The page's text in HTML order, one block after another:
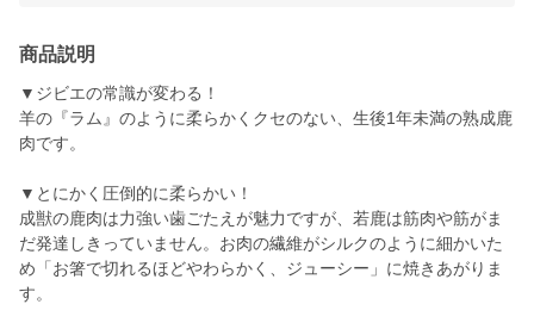
商品説明
▼ジビエの常識が変わる！
羊の『ラム』のように柔らかくクセのない、生後1年未満の熟成鹿
肉です。
▼とにかく圧倒的に柔らかい！
成獣の鹿肉は力強い歯ごたえが魅力ですが、若鹿は筋肉や筋がま
だ発達しきっていません。お肉の繊維がシルクのように細かいた
め「お箸で切れるほどやわらかく、ジューシー」に焼きあがりま
す。